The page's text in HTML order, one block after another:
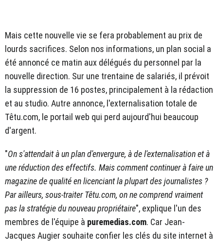
Mais cette nouvelle vie se fera probablement au prix de
lourds sacrifices. Selon nos informations, un plan social a
été annoncé ce matin aux délégués du personnel par la
nouvelle direction. Sur une trentaine de salariés, il prévoit
la suppression de 16 postes, principalement à la rédaction
et au studio. Autre annonce, l'externalisation totale de
Têtu.com, le portail web qui perd aujourd'hui beaucoup
d'argent.
"On s'attendait à un plan d'envergure, à de l'externalisation et à
une réduction des effectifs. Mais comment continuer à faire un
magazine de qualité en licenciant la plupart des journalistes ?
Par ailleurs, sous-traiter Têtu.com, on ne comprend vraiment
pas la stratégie du nouveau propriétaire", explique l'un des
membres de l'équipe à puremedias.com. Car Jean-
Jacques Augier souhaite confier les clés du site internet à